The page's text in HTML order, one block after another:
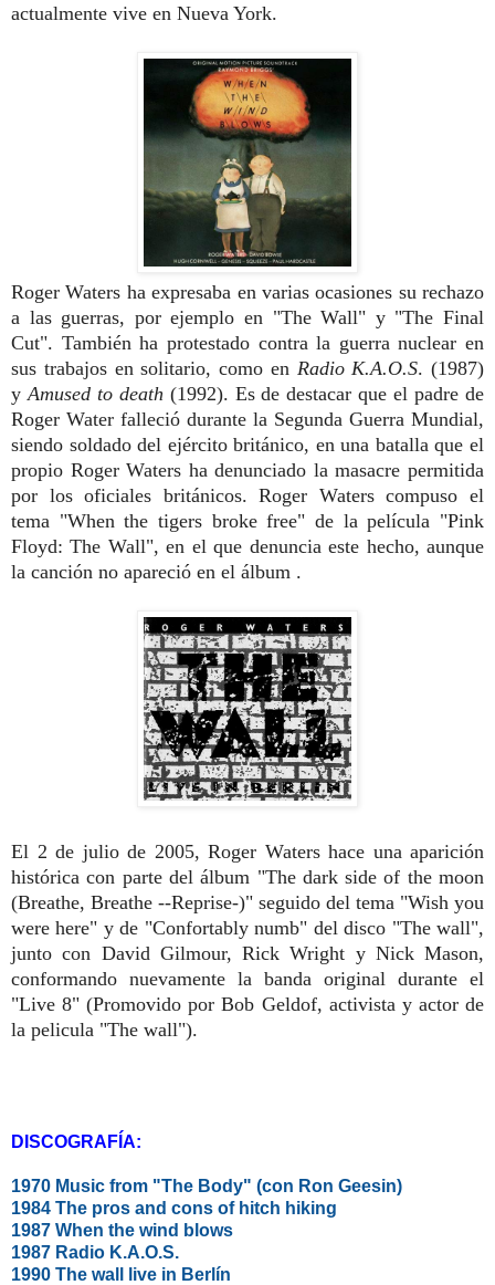
actualmente vive en Nueva York.
Roger Waters ha expresaba en varias ocasiones su rechazo
a las guerras, por ejemplo en "The Wall" y "The Final
Cut". También ha protestado contra la guerra nuclear en
sus trabajos en solitario, como en Radio K.A.O.S. (1987)
y Amused to death (1992). Es de destacar que el padre de
Roger Water falleció durante la Segunda Guerra Mundial,
siendo soldado del ejército británico, en una batalla que el
propio Roger Waters ha denunciado la masacre permitida
por los oficiales británicos. Roger Waters compuso el
tema "When the tigers broke free" de la película "Pink
Floyd: The Wall", en el que denuncia este hecho, aunque
la canción no apareció en el álbum .
El 2 de julio de 2005, Roger Waters hace una aparición
histórica con parte del álbum "The dark side of the moon
(Breathe, Breathe --Reprise-)" seguido del tema "Wish you
were here" y de "Confortably numb" del disco "The wall",
junto con David Gilmour, Rick Wright y Nick Mason,
conformando nuevamente la banda original durante el
"Live 8" (Promovido por Bob Geldof, activista y actor de
la pelicula "The wall").
DISCOGRAFÍA:
1970 Music from "The Body" (con Ron Geesin)
1984 The pros and cons of hitch hiking
1987 When the wind blows
1987 Radio K.A.O.S.
1990 The wall live in Berlín